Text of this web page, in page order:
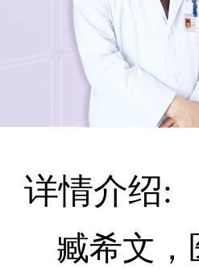
详情介绍:
臧希文